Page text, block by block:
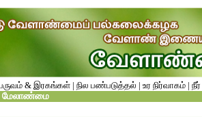
& இரகங்கள் | நில பண்படுத்தல் | உர நிர்வாகம் |
மேலாண்மை